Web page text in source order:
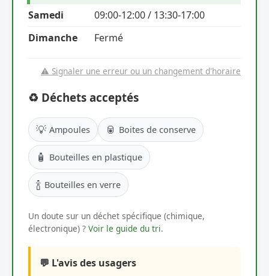
Samedi
09:00-12:00 / 13:30-17:00
Dimanche
Fermé
⚠️ Signaler une erreur ou un changement d'horaire
♻️ Déchets acceptés
💡 Ampoules 🥫 Boites de conserve
🧴 Bouteilles en plastique
🍾 Bouteilles en verre
Un doute sur un déchet spécifique (chimique,
électronique) ? Voir le guide du tri.
💬 L'avis des usagers